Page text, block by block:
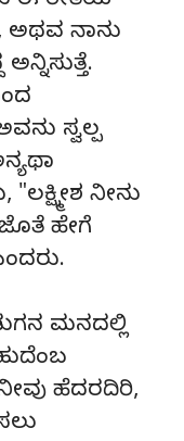
ಅಥವ ನಾನು
ಸ್ವಲ್ಪ
ನೀನು
ಹೇಗೆ
ಮನದಲ್ಲಿ
ಹೆದರದಿರಿ,